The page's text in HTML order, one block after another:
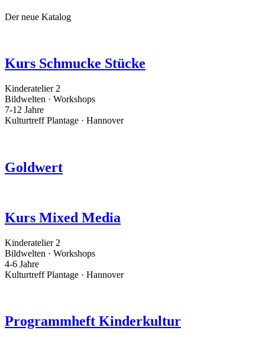
Der neue Katalog
Kurs Schmucke Stücke
Kinderatelier 2
Bildwelten · Workshops
7-12 Jahre
Kulturtreff Plantage · Hannover
Goldwert
Kurs Mixed Media
Kinderatelier 2
Bildwelten · Workshops
4-6 Jahre
Kulturtreff Plantage · Hannover
Programmheft Kinderkultur